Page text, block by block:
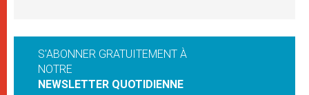
S'ABONNER GRATUITEMENT À
NOTRE
NEWSLETTER QUOTIDIENNE